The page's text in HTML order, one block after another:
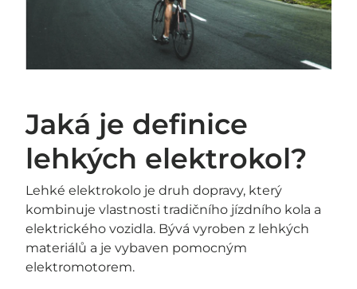
Jaká je definice
lehkých elektrokol?
Lehké elektrokolo je druh dopravy, který
kombinuje vlastnosti tradičního jízdního kola a
elektrického vozidla. Bývá vyroben z lehkých
materiálů a je vybaven pomocným
elektromotorem.